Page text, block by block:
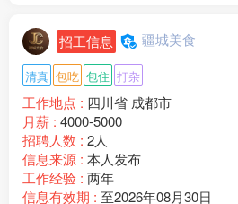
招工信息 疆城美食
清真 包吃 包住 打杂
工作地点 : 四川省 成都市
月薪 : 4000-5000
招聘人数 : 2人
信息来源 : 本人发布
工作经验 : 两年
信息有效期 : 至2026年08月30日